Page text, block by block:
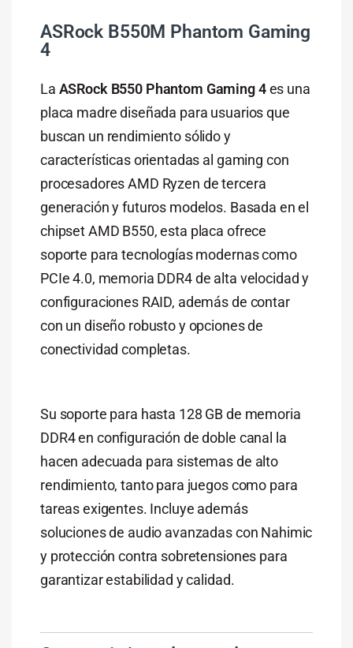
ASRock B550M Phantom Gaming
4
La ASRock B550 Phantom Gaming 4es una
placa madre diseñada para usuarios que
buscan un rendimiento sólido y
características orientadas al gaming con
procesadores AMD Ryzen de tercera
generación y futuros modelos. Basada en el
chipset AMD B550, esta placa ofrece
soporte para tecnologías modernas como
PCIe 4.0, memoria DDR4 de alta velocidad y
configuraciones RAID, además de contar
con un diseño robusto y opciones de
conectividad completas.
Su soporte para hasta 128 GB de memoria
DDR4 en configuración de doble canal la
hacen adecuada para sistemas de alto
rendimiento, tanto para juegos como para
tareas exigentes. Incluye además
soluciones de audio avanzadas con Nahimic
y protección contra sobretensiones para
garantizar estabilidad y calidad.